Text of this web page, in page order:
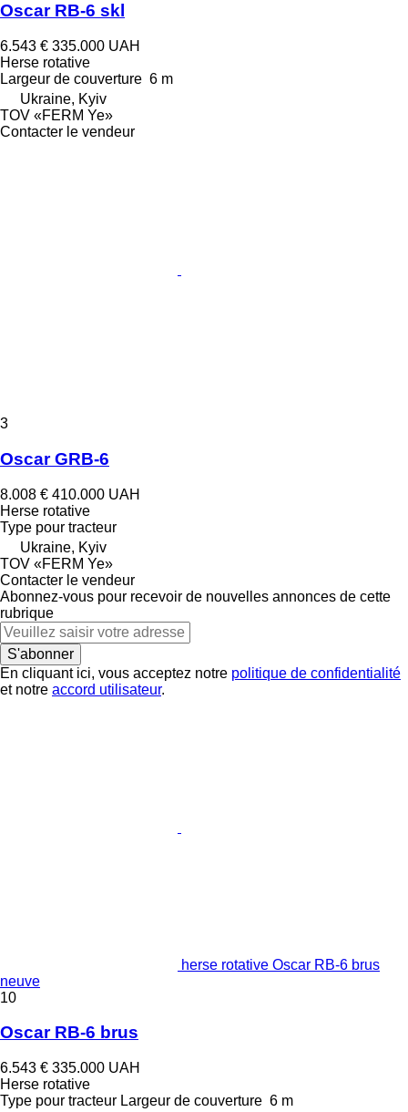
Oscar RB-6 skl
6.543 € 335.000 UAH
Herse rotative
Largeur de couverture 6 m
Ukraine, Kyiv
TOV «FERM Ye»
Contacter le vendeur
3
Oscar GRB-6
8.008 € 410.000 UAH
Herse rotative
Type pour tracteur
Ukraine, Kyiv
TOV «FERM Ye»
Contacter le vendeur
Abonnez-vous pour recevoir de nouvelles annonces de cette
rubrique
S'abonner
En cliquant ici, vous acceptez notre politique de confidentialité
et notre accord utilisateur.
herse rotative Oscar RB-6 brus
neuve
10
Oscar RB-6 brus
6.543 € 335.000 UAH
Herse rotative
Type pour tracteur Largeur de couverture 6 m